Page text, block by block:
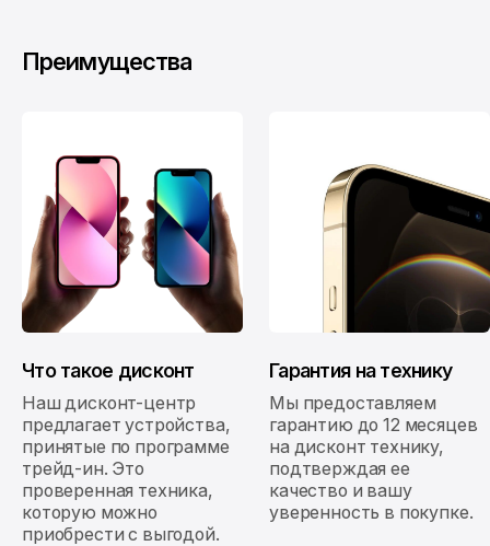
Преимущества
Что такое дисконт
Наш дисконт-центр
предлагает устройства,
принятые по программе
трейд-ин. Это
проверенная техника,
которую можно
приобрести с выгодой.
Гарантия на технику
Мы предоставляем
гарантию до 12 месяцев
на дисконт технику,
подтверждая ее
качество и вашу
уверенность в покупке.